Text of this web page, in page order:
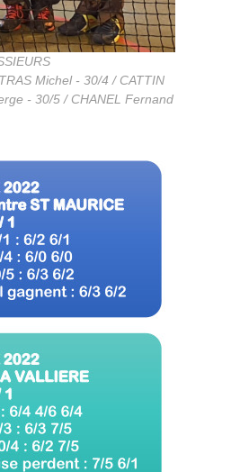
Michel - 30/4 / CATTIN
- 30/5 / CHANEL Fernand